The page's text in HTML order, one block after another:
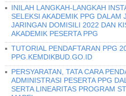
INILAH LANGKAH-LANGKAH
SELEKSI AKADEMIK PPG DALAM
JARINGAN DOMISILI 2022 DAN
AKADEMIK PESERTA PPG
TUTORIAL PENDAFTARAN PPG
PPG.KEMDIKBUD.GO.ID
PERSYARATAN, TATA CARA
ADMINISTRASI PESERTA PPG
SERTA LINEARITAS PROGRAM